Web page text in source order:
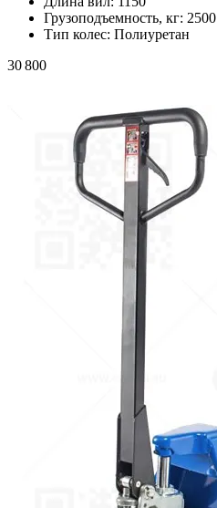
Грузоподъемность, кг: 2500
Тип колес: Полиуретан
30 800